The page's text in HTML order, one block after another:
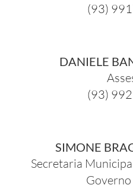
(93)
DANIELE
(93)
SIMONE
Secretaria